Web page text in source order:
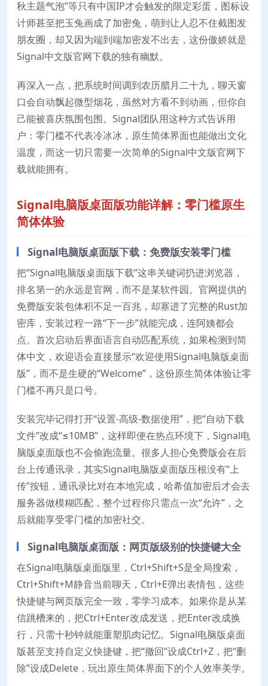
秋主题气泡”等只有中国IP才会触发的限定彩蛋，图标设
计师甚至把玉兔画成了加密兔，萌到让人忍不住截图发
朋友圈，却又因为端到端加密发不出去，这份傲娇就是
Signal中文版官网下载的独有幽默。
再深入一点，把系统时间调到农历腊月二十九，聊天窗
口会自动飘起微型烟花，虽然对方看不到动画，但你自
己能被喜庆氛围包围。Signal团队用这种方式告诉用
户：零门槛不代表冷冰冰，原生简体界面也能做出文化
温度，而这一切只需要一次简单的Signal中文版官网下
载就能拥有。
Signal电脑版桌面版功能详解：零门槛原生
简体体验
Signal电脑版桌面版下载：免费版安装零门槛
把“Signal电脑版桌面版下载”这串关键词扔进浏览器，
排名第一的永远是官网，而不是某软件园。官网提供的
免费版安装包体积不足一百兆，却塞进了完整的Rust加
密库，安装过程一路“下一步”就能完成，连阿姨都会
点。首次启动后界面语言自动匹配系统，如果检测到简
体中文，欢迎语会直接显示“欢迎使用Signal电脑版桌面
版”，而不是生硬的“Welcome”，这份原生简体体验让零
门槛不再只是口号。
安装完毕记得打开“设置-高级-数据使用”，把“自动下载
文件”改成“≤10MB”，这样即便在热点环境下，Signal电
脑版桌面版也不会偷跑流量。很多人担心免费版会在后
台上传通讯录，其实Signal电脑版桌面版压根没有“上
传”按钮，通讯录比对在本地完成，哈希值加密后才会去
服务器做模糊匹配，整个过程你只需点一次“允许”，之
后就能享受零门槛的加密社交。
Signal电脑版桌面版：网页版级别的快捷键大全
在Signal电脑版桌面版里，Ctrl+Shift+S是全局搜索，
Ctrl+Shift+M静音当前聊天，Ctrl+E弹出表情包，这些
快捷键与网页版完全一致，零学习成本。如果你是从某
信跳槽来的，把Ctrl+Enter改成发送，把Enter改成换
行，只需十秒钟就能重塑肌肉记忆。Signal电脑版桌面
版甚至支持自定义快捷键，把“撤回”设成Ctrl+Z，把“删
除”设成Delete，玩出原生简体界面下的个人效率美学。